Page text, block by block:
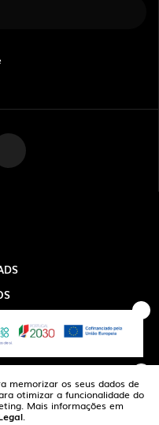
memorizar os seus dados de
otimizar a funcionalidade do
Mais informações em
.